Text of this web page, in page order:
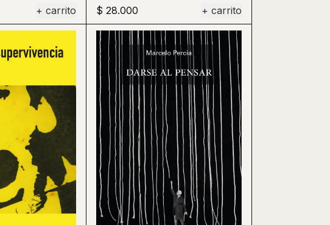
+ carrito $ 28.000 + carrito